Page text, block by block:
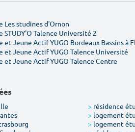
Les studines d'Ornon
Talence Université 2
Jeune Actif YUGO Bordeaux Bassins à
et Jeune Actif YUGO Talence Université
et Jeune Actif YUGO Talence Centre
> résidence
> logement
> logement